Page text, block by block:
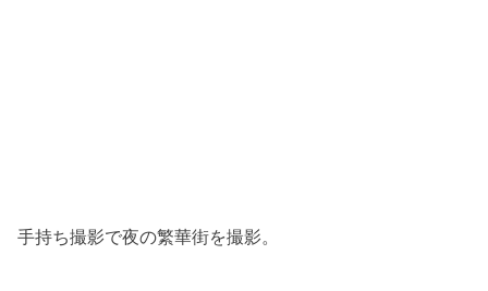
手持ち撮影で夜の繁華街を撮影。